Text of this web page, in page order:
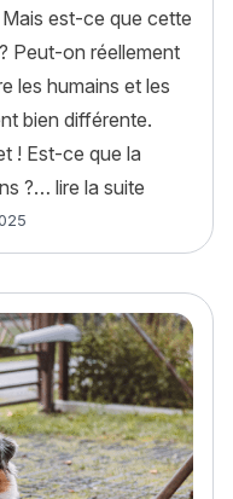
est-ce que cette
Peut-on réellement
les humains et les
bien différente.
! Est-ce que la
?… lire la suite